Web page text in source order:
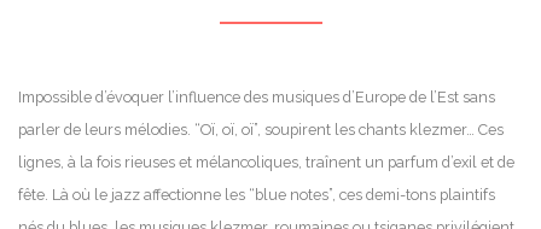
Impossible d’évoquer l’influence des musiques d’Europe de l’Est sans
parler de leurs mélodies. “Oï, oï, oï”, soupirent les chants klezmer… Ces
lignes, à la fois rieuses et mélancoliques, traînent un parfum d’exil et de
fête. Là où le jazz affectionne les “blue notes”, ces demi-tons plaintifs